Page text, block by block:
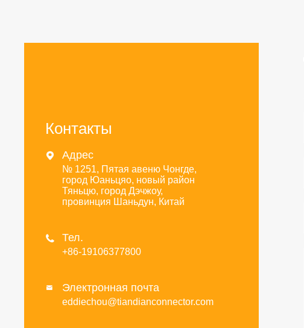
Контакты
 Адрес
№ 1251, Пятая авеню Чонгде,
город Юаньцяо, новый район
Тяньцю, город Дэчжоу,
провинция Шаньдун, Китай
 Тел.
+86-19106377800
 Электронная почта
eddiechou@tiandianconnector.com